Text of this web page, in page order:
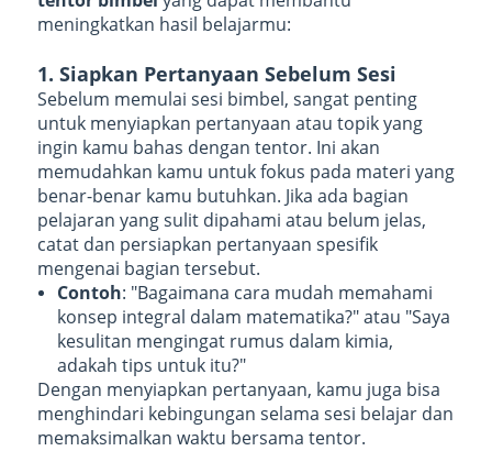
meningkatkan hasil belajarmu:
1. Siapkan Pertanyaan Sebelum Sesi
Sebelum memulai sesi bimbel, sangat penting
untuk menyiapkan pertanyaan atau topik yang
ingin kamu bahas dengan tentor. Ini akan
memudahkan kamu untuk fokus pada materi yang
benar-benar kamu butuhkan. Jika ada bagian
pelajaran yang sulit dipahami atau belum jelas,
catat dan persiapkan pertanyaan spesifik
mengenai bagian tersebut.
Contoh: "Bagaimana cara mudah memahami
konsep integral dalam matematika?" atau "Saya
kesulitan mengingat rumus dalam kimia,
adakah tips untuk itu?"
Dengan menyiapkan pertanyaan, kamu juga bisa
menghindari kebingungan selama sesi belajar dan
memaksimalkan waktu bersama tentor.